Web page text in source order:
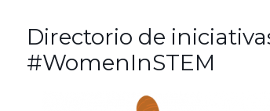
Directorio de
#WomenInSTEM